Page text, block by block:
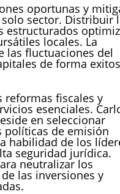
oportunas y
sector. Distribuir
estructurados
locales. La
las fluctuaciones del
de forma
reformas fiscales y
esenciales.
en seleccionar
políticas de emisión
habilidad de los
seguridad jurídica.
neutralizar los
las inversiones y